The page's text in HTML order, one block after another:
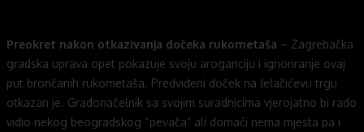
Preokret nakon otkazivanja dočeka rukometaša – Zagrebačka
gradska uprava opet pokazuje svoju aroganciju i ignoriranje ovaj
put brončanih rukometaša. Predviđeni doček na Jelačićevu trgu
otkazan je. Gradonačelnik sa svojim suradnicima vjerojatno bi rado
vidio nekog beogradskog “pevača” ali domaći nema mjesta pa i